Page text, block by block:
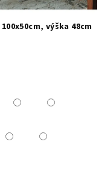
100x50cm, výška 48cm